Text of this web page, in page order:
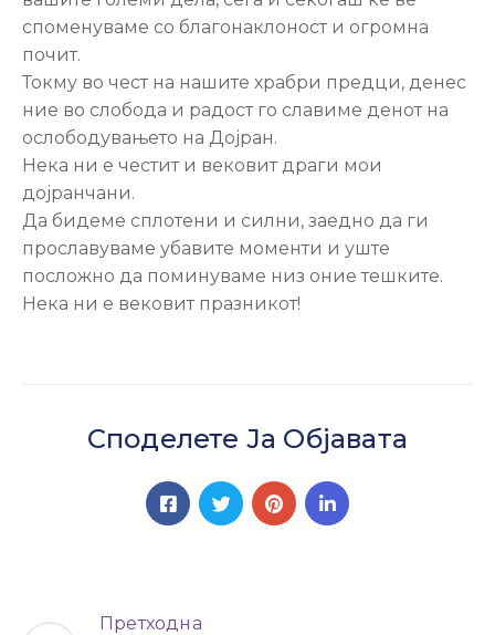
споменуваме со благонаклоност и огромна
почит.
Токму во чест на нашите храбри предци, денес
ние во слобода и радост го славиме денот на
ослободувањето на Дојран.
Нека ни е честит и вековит драги мои
дојранчани.
Да бидеме сплотени и силни, заедно да ги
прославуваме убавите моменти и уште
посложно да поминуваме низ оние тешките.
Нека ни е вековит празникот!
Споделете Ја Објавата
Претходна